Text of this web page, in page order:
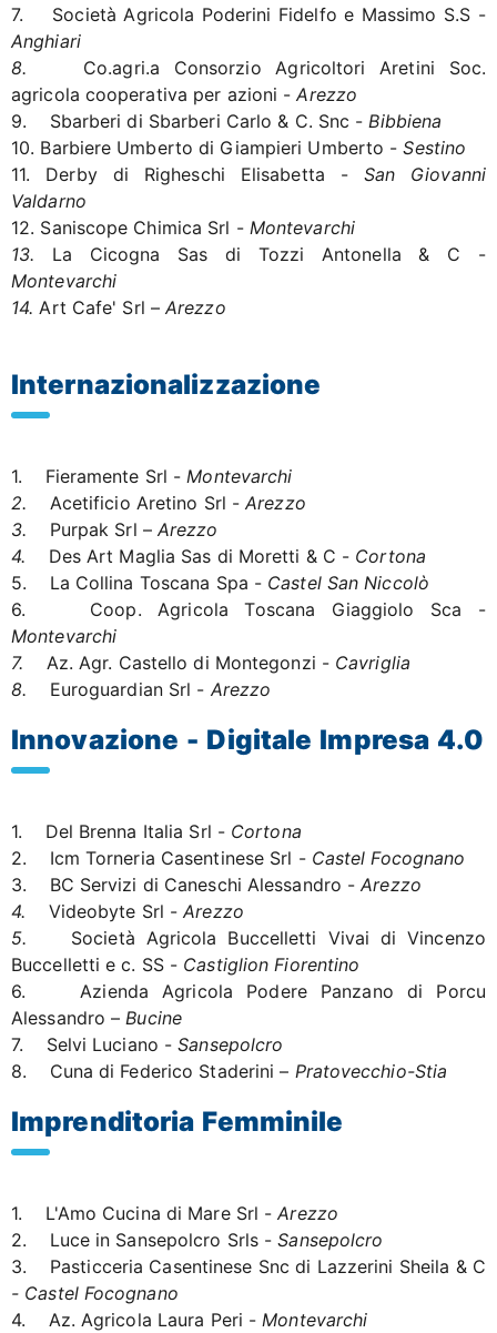
7. Società Agricola Poderini Fidelfo e Massimo S.S -
Anghiari
8. Co.agri.a Consorzio Agricoltori Aretini Soc.
agricola cooperativa per azioni -Arezzo
9. Sbarberi di Sbarberi Carlo & C. Snc - Bibbiena
10. Barbiere Umberto di Giampieri Umberto -Sestino
11. Derby di Righeschi Elisabetta - San Giovanni
Valdarno
12. Saniscope Chimica Srl - Montevarchi
13. La Cicogna Sas di Tozzi Antonella & C -
Montevarchi
14. Art Cafe' Srl –Arezzo
Internazionalizzazione
1. Fieramente Srl - Montevarchi
2. Acetificio Aretino Srl -Arezzo
3. Purpak Srl – Arezzo
4. Des Art Maglia Sas di Moretti & C - Cortona
5. La Collina Toscana Spa - Castel San Niccolò
6. Coop. Agricola Toscana Giaggiolo Sca -
Montevarchi
7. Az. Agr. Castello di Montegonzi - Cavriglia
8. Euroguardian Srl - Arezzo
Innovazione - Digitale Impresa 4.0
1. Del Brenna Italia Srl - Cortona
2. Icm Torneria Casentinese Srl - Castel Focognano
3. BC Servizi di Caneschi Alessandro -Arezzo
4. Videobyte Srl -Arezzo
5. Società Agricola Buccelletti Vivai di Vincenzo
Buccelletti e c. SS - Castiglion Fiorentino
6. Azienda Agricola Podere Panzano di Porcu
Alessandro – Bucine
7. Selvi Luciano -Sansepolcro
8. Cuna di Federico Staderini – Pratovecchio-Stia
Imprenditoria Femminile
1. L'Amo Cucina di Mare Srl -Arezzo
2. Luce in Sansepolcro Srls -Sansepolcro
3. Pasticceria Casentinese Snc di Lazzerini Sheila & C
- Castel Focognano
4. Az. Agricola Laura Peri - Montevarchi